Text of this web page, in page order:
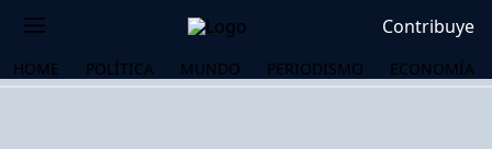
Contribuye
HOME POLÍTICA MUNDO PERIODISMO ECONOMÍA